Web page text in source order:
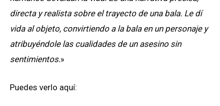
directa y realista sobre el trayecto de una bala. Le dí
vida al objeto, convirtiendo a la bala en un personaje y
atribuyéndole las cualidades de un asesino sin
sentimientos.»
Puedes verlo aquí: